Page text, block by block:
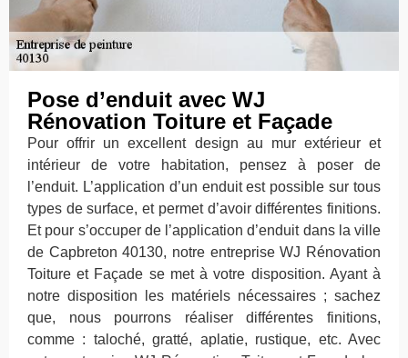
Pose d’enduit avec WJ
Rénovation Toiture et Façade
Pour offrir un excellent design au mur extérieur et
intérieur de votre habitation, pensez à poser de
l’enduit. L’application d’un enduit est possible sur tous
types de surface, et permet d’avoir différentes finitions.
Et pour s’occuper de l’application d’enduit dans la ville
de Capbreton 40130, notre entreprise WJ Rénovation
Toiture et Façade se met à votre disposition. Ayant à
notre disposition les matériels nécessaires ; sachez
que, nous pourrons réaliser différentes finitions,
comme : taloché, gratté, aplatie, rustique, etc. Avec